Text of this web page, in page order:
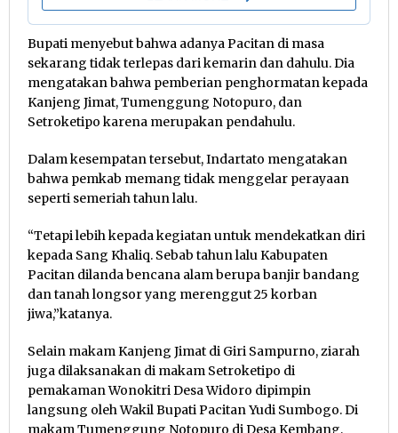
Bupati menyebut bahwa adanya Pacitan di masa
sekarang tidak terlepas dari kemarin dan dahulu. Dia
mengatakan bahwa pemberian penghormatan kepada
Kanjeng Jimat, Tumenggung Notopuro, dan
Setroketipo karena merupakan pendahulu.
Dalam kesempatan tersebut, Indartato mengatakan
bahwa pemkab memang tidak menggelar perayaan
seperti semeriah tahun lalu.
“Tetapi lebih kepada kegiatan untuk mendekatkan diri
kepada Sang Khaliq. Sebab tahun lalu Kabupaten
Pacitan dilanda bencana alam berupa banjir bandang
dan tanah longsor yang merenggut 25 korban
jiwa,”katanya.
Selain makam Kanjeng Jimat di Giri Sampurno, ziarah
juga dilaksanakan di makam Setroketipo di
pemakaman Wonokitri Desa Widoro dipimpin
langsung oleh Wakil Bupati Pacitan Yudi Sumbogo. Di
makam Tumenggung Notopuro di Desa Kembang,